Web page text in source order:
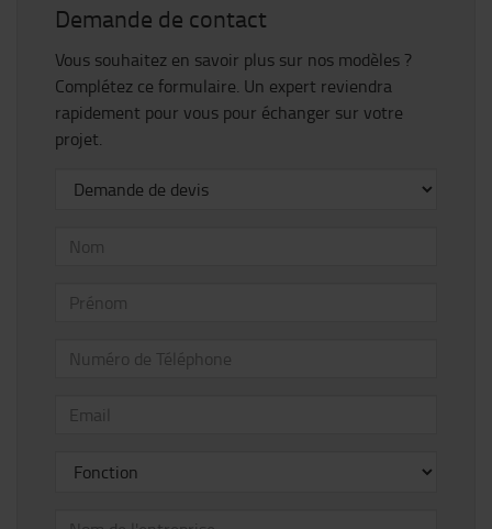
Demande de contact
Vous souhaitez en savoir plus sur nos modèles ?
Complétez ce formulaire. Un expert reviendra
rapidement pour vous pour échanger sur votre
projet.